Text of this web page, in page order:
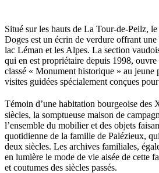
Situé sur les hauts de La Tour-de-Peilz,
Doges est un écrin de verdure offrant
lac Léman et les Alpes. La section
qui en est propriétaire depuis 1998, ouvre
classé « Monument historique » au jeune
visites guidées spécialement conçues
Témoin d’une habitation bourgeoise des
siècles, la somptueuse maison de
l’ensemble du mobilier et des objets
quotidienne de la famille de Palézieux,
deux siècles. Les archives familiales,
en lumière le mode de vie aisée de cette
et coutumes des siècles passés.